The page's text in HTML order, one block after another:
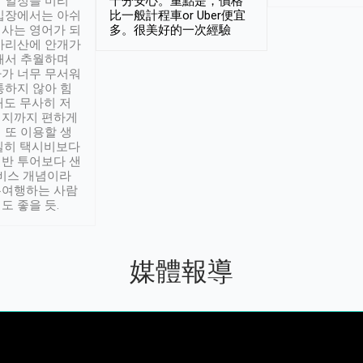
에서는 아쉬
는 영어가 되
리산에 안개가
서 추월하며
너무 무서워
하지 않아 힘
무사히 저
까지 편하게
또 이용할 생
히 택시비보다
투어보다 샌
스 개념이라
행하는 사람
좋을 듯.
比一般計程車or Uber便宜
多。很美好的一次經驗
媒體報導